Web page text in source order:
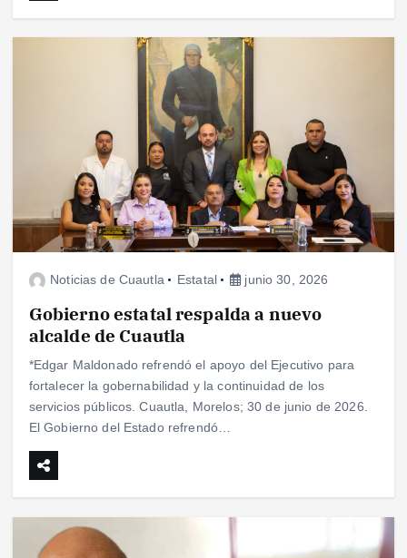
Noticias de Cuautla Estatal junio 30, 2026
Gobierno estatal respalda a nuevo
alcalde de Cuautla
*Edgar Maldonado refrendó el apoyo del Ejecutivo para
fortalecer la gobernabilidad y la continuidad de los
servicios públicos. Cuautla, Morelos; 30 de junio de 2026.
El Gobierno del Estado refrendó…